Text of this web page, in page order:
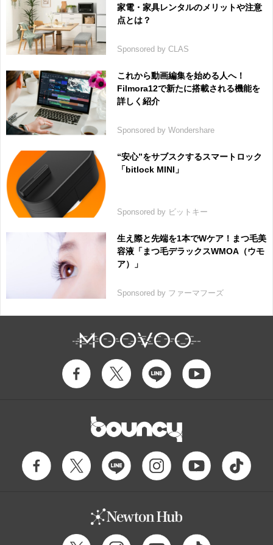
家電・家具レンタルのメリットや注意
点とは？
Sponsored by CLAS
これから動画編集を始める人へ！
Filmora12で新たに搭載される機能を
詳しく紹介
Sponsored by Wondershare
“安心”をサブスクするスマートロック
「bitlock MINI」
Sponsored by ビットキー
生え際と先端を1本でWケア！まつ毛美
容液「まつ毛デラックスWMOA（ウモ
ア）」
Sponsored by ファーマフーズ